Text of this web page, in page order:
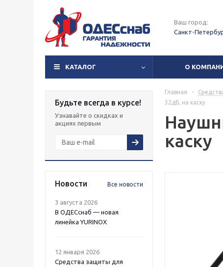
Ваш город:
Санкт-
КАТАЛОГ О
Будьте всегда в курсе!
Узнавайте о скидках и
акциях первым
Новости Все новости
3 августа 2026
В ОДЕСснаб — новая
линейка YURINOX
12 января 2026
Средства защиты для
Главная -
32дБ, на каску
каску